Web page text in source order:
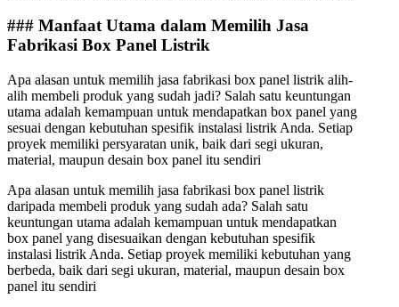
### Manfaat Utama dalam Memilih Jasa
Fabrikasi Box Panel Listrik
Apa alasan untuk memilih jasa fabrikasi box panel listrik alih-
alih membeli produk yang sudah jadi? Salah satu keuntungan
utama adalah kemampuan untuk mendapatkan box panel yang
sesuai dengan kebutuhan spesifik instalasi listrik Anda. Setiap
proyek memiliki persyaratan unik, baik dari segi ukuran,
material, maupun desain box panel itu sendiri
Apa alasan untuk memilih jasa fabrikasi box panel listrik
daripada membeli produk yang sudah ada? Salah satu
keuntungan utama adalah kemampuan untuk mendapatkan
box panel yang disesuaikan dengan kebutuhan spesifik
instalasi listrik Anda. Setiap proyek memiliki kebutuhan yang
berbeda, baik dari segi ukuran, material, maupun desain box
panel itu sendiri